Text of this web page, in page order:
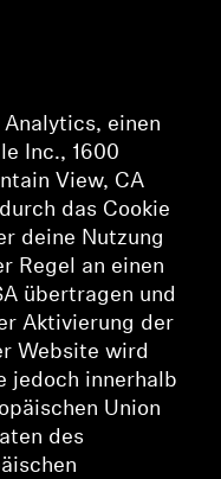
einen
Inc., 1600
View, CA
das Cookie
deine Nutzung
Regel an einen
übertragen und
Aktivierung der
Website wird
jedoch innerhalb
Union
des